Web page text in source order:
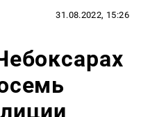
31.08.2022, 15:26